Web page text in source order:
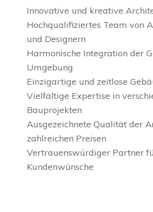
Innovative und kreative
Hochqualifiziertes Team von
und Designern
Harmonische Integration der
Umgebung
Einzigartige und zeitlose
Vielfältige Expertise in
Bauprojekten
Ausgezeichnete Qualität der
zahlreichen Preisen
Vertrauenswürdiger Partner
Kundenwünsche